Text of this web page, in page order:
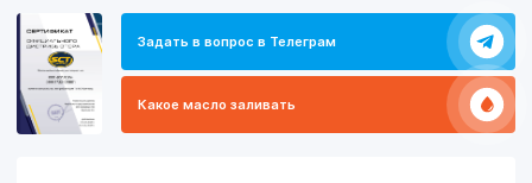
Задать в вопрос в Телеграм
Какое масло заливать